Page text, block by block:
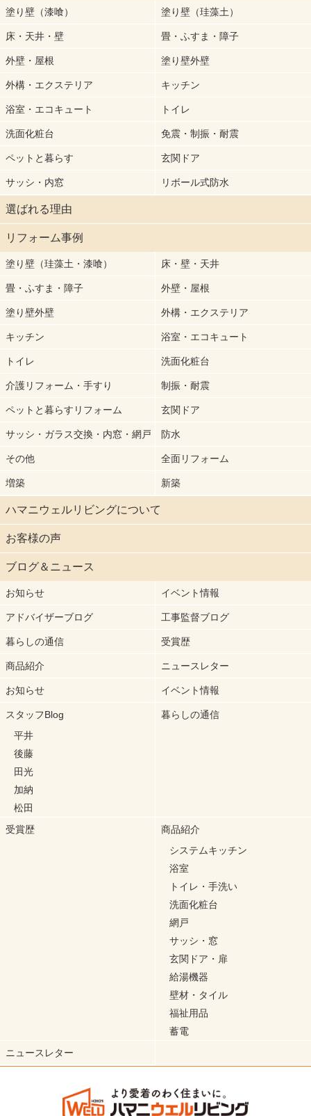
塗り壁（漆喰） 塗り壁（珪藻土）
床・天井・壁 畳・ふすま・障子
外壁・屋根 塗り壁外壁
外構・エクステリア キッチン
浴室・エコキュート トイレ
洗面化粧台 免震・制振・耐震
ペットと暮らす 玄関ドア
サッシ・内窓 リボール式防水
選ばれる理由
リフォーム事例
塗り壁（珪藻土・漆喰） 床・壁・天井
畳・ふすま・障子 外壁・屋根
塗り壁外壁 外構・エクステリア
キッチン 浴室・エコキュート
トイレ 洗面化粧台
介護リフォーム・手すり 制振・耐震
ペットと暮らすリフォーム 玄関ドア
サッシ・ガラス交換・内窓・網戸 防水
その他 全面リフォーム
増築 新築
ハマニウェルリビングについて
お客様の声
ブログ＆ニュース
お知らせ イベント情報
アドバイザーブログ 工事監督ブログ
暮らしの通信 受賞歴
商品紹介 ニュースレター
お知らせ イベント情報
スタッフBlog
平井
後藤
田光
加納
松田
暮らしの通信
受賞歴
商品紹介
システムキッチン
浴室
トイレ・手洗い
洗面化粧台
網戸
サッシ・窓
玄関ドア・扉
給湯機器
壁材・タイル
福祉用品
蓄電
ニュースレター